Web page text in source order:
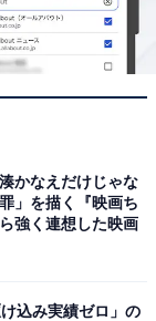
ーナショナル
位。
。マラソンで
かなえだけじゃな
」を描く『映画ち
強く連想した映画
込み実績ゼロ」の